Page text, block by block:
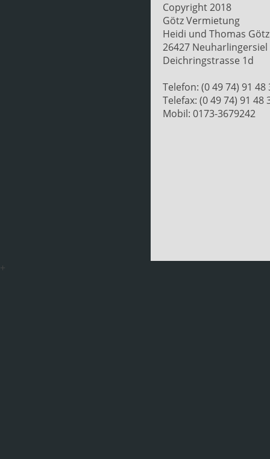
Copyright 2018
Götz Vermietung
Heidi und Thomas Götz
26427 Neuharlingersiel
Deichringstrasse 1d
Telefon: (0 49 74) 91 48
Telefax: (0 49 74) 91 48
Mobil: 0173-3679242
+